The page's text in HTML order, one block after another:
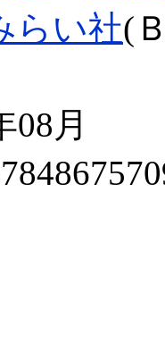
らい社(
08月